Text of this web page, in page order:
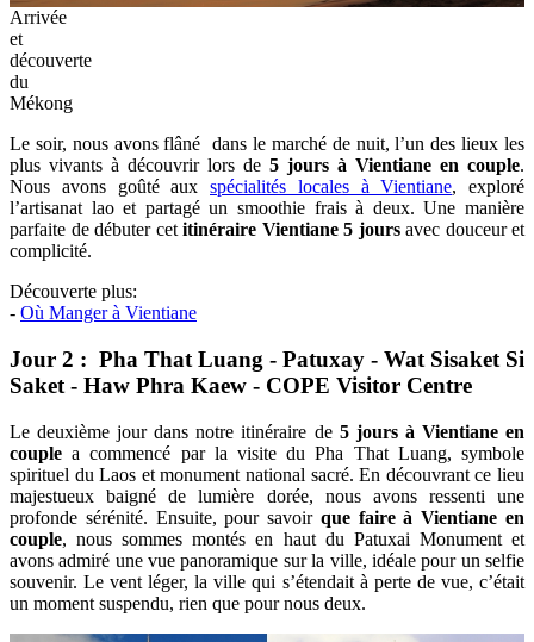
Arrivée
et
découverte
du
Mékong
Le soir, nous avons flâné dans le marché de nuit, l’un des lieux les
plus vivants à découvrir lors de 5 jours à Vientiane en couple.
Nous avons goûté aux spécialités locales à Vientiane, exploré
l’artisanat lao et partagé un smoothie frais à deux. Une manière
parfaite de débuter cet itinéraire Vientiane 5 joursavec douceur et
complicité.
Découverte plus:
- Où Manger à Vientiane
Jour 2 : Pha That Luang - Patuxay - Wat Sisaket Si
Saket - Haw Phra Kaew - COPE Visitor Centre
Le deuxième jour dans notre itinéraire de 5 jours à Vientiane en
couple a commencé par la visite du Pha That Luang, symbole
spirituel du Laos et monument national sacré. En découvrant ce lieu
majestueux baigné de lumière dorée, nous avons ressenti une
profonde sérénité. Ensuite, pour savoirque faire à Vientiane en
couple, nous sommes montés en haut du Patuxai Monument et
avons admiré une vue panoramique sur la ville, idéale pour un selfie
souvenir. Le vent léger, la ville qui s’étendait à perte de vue, c’était
un moment suspendu, rien que pour nous deux.